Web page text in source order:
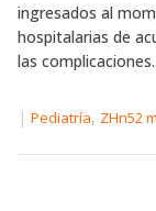
ingresados al
hospitalarias de
las
| Pediatría, ZHn52